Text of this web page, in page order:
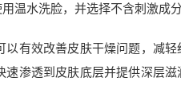
温水洗脸，并选择不含刺激成分
有效改善皮肤干燥问题，减
渗透到皮肤底层并提供深层